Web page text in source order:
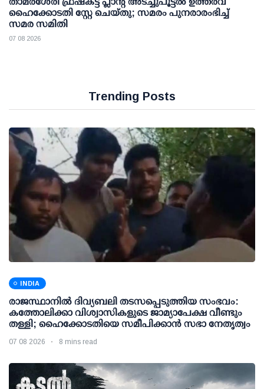
ഹൈക്കോടതി സ്റ്റേ ചെയ്തു; സമരം പുനരാരംഭിച്ച്
സമര സമിതി
07 08 2026
Trending Posts
INDIA
രാജസ്ഥാനിൽ ദിവ്യബലി തടസപ്പെടുത്തിയ സംഭവം:
കത്തോലിക്കാ വിശ്വാസികളുടെ ജാമ്യാപേക്ഷ വീണ്ടും
തള്ളി; ഹൈക്കോടതിയെ സമീപിക്കാൻ സഭാ നേതൃത്വം
07 08 2026 8 mins read